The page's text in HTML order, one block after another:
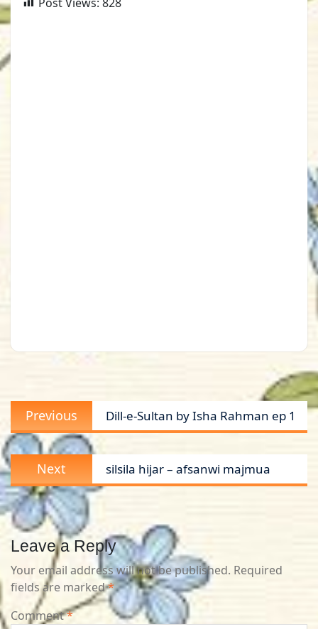
Post
navigation
Previous
post:
Dill-e-Sultan by Isha Rahman ep 1
Next
post:
silsila hijar – afsanwi majmua
Leave a Reply
Your email address will not be published. Required
fields are marked*
Comment*